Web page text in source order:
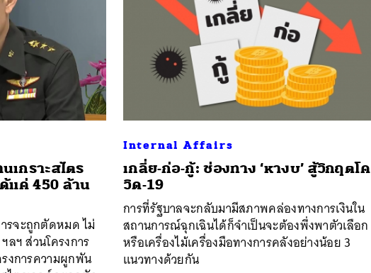
กราะสไตร
แค่ 450 ล้าน
รจะถูกตัดหมด ไม่
ลฯ ส่วนโครงการ
รงการความผูกพัน
Internal Affairs
เกลี่ย-ก่อ-กู้: ช่องทาง ‘หางบ’ สู้วิกฤตโค
วิด-19
การที่รัฐบาลจะกลับมามีสภาพคล่องทางการเงินใน
สถานการณ์ฉุกเฉินได้ก็จำเป็นจะต้องพึ่งพาตัวเลือก
หรือเครื่องไม้เครื่องมือทางการคลังอย่างน้อย 3
แนวทางด้วยกัน